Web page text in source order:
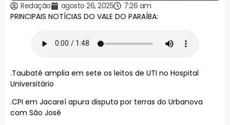
Redação agosto 26, 2025
7:26 am
PRINCIPAIS NOTÍCIAS DO VALE DO PARAÍBA:
.Taubaté amplia em sete os leitos de UTI no Hospital
Universitário
.CPI em Jacareí apura disputa por terras do Urbanova
com São José